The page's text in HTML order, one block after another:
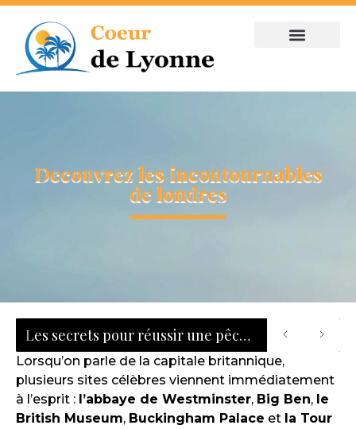
Decouvrez les incontournables
de londres
Les secrets pour réussir une pêche au bar : tout savoir sur les leurres, les zones de chasse et le matériel adapté
Lorsqu’on parle de la capitale britannique,
plusieurs sites célèbres viennent immédiatement
à l’esprit : l’abbaye de Westminster, Big Ben, le
British Museum, Buckingham Palace et la Tour